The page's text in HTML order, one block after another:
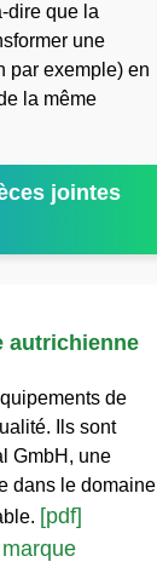
dire que la
une
par exemple) en
la même
jointes
autrichienne
de
Ils sont
GmbH, une
dans le domaine
[pdf]